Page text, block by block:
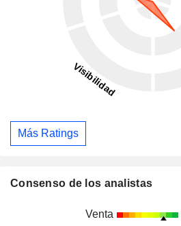
Más Ratings
Consenso de los analistas
Venta